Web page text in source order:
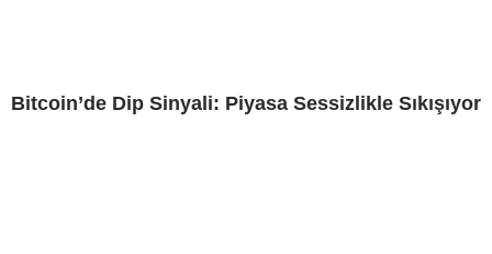
Bitcoin’de Dip Sinyali: Piyasa Sessizlikle Sıkışıyor